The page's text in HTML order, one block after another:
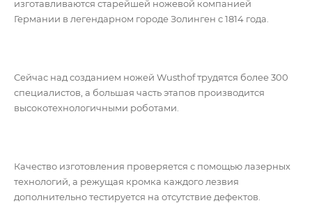
изготавливаются старейшей ножевой компанией
Германии в легендарном городе Золинген с 1814 года.
Сейчас над созданием ножей Wusthof трудятся более 300
специалистов, а большая часть этапов производится
высокотехнологичными роботами.
Качество изготовления проверяется с помощью лазерных
технологий, а режущая кромка каждого лезвия
дополнительно тестируется на отсутствие дефектов.